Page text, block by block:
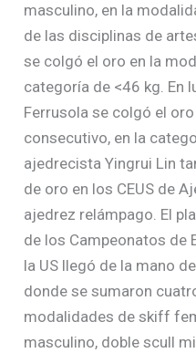
masculino, en la
de las disciplinas de
se colgó el oro en la
categoría de <46 kg. En
Ferrusola se colgó el
consecutivo, en la
ajedrecista Yingrui Lin
de oro en los CEUS de
ajedrez relámpago. El
de los Campeonatos de
la US llegó de la mano
donde se sumaron
modalidades de skiff
masculino, doble scull